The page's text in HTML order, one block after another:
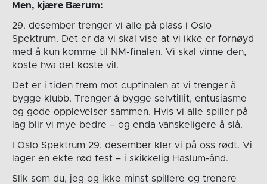
Men, kjære Bærum:
29. desember trenger vi alle på plass i Oslo
Spektrum. Det er da vi skal vise at vi ikke er fornøyd
med å kun komme til NM-finalen. Vi skal vinne den,
koste hva det koste vil.
Det er i tiden frem mot cupfinalen at vi trenger å
bygge klubb. Trenger å bygge selvtillit, entusiasme
og gode opplevelser sammen. Hvis vi alle spiller på
lag blir vi mye bedre – og enda vanskeligere å slå.
I Oslo Spektrum 29. desember kler vi på oss rødt. Vi
lager en ekte rød fest – i skikkelig Haslum-ånd.
Slik som du, jeg og ikke minst spillere og trenere